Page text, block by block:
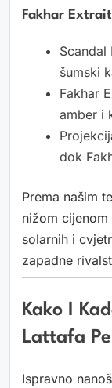
Fakhar Extrait
Scandal
šumski
Fakhar
amber i
dok
Prema našim
nižom
solarnih i
zapadne
Kako I
Lattafa
Ispravno